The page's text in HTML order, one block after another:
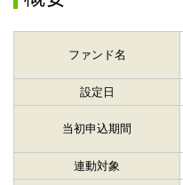
ファンド名
設定日
当初申込期間
連動対象